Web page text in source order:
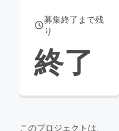
ya
募集終了まで残
り
終了
このプロジェクトは、